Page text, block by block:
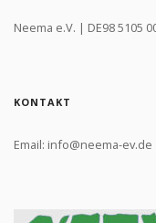
Neema e.V. | DE98 5105
KONTAKT
Email: info@neema-ev.de